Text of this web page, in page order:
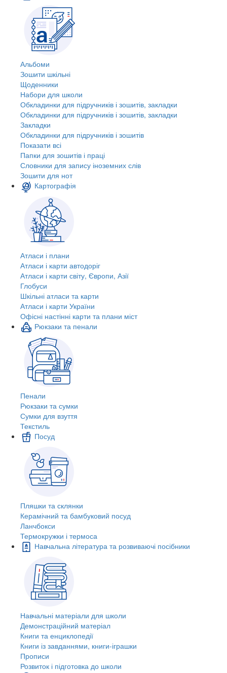
Альбоми
Зошити шкільні
Щоденники
Набори для школи
Обкладинки для підручників і зошитів, закладки
Обкладинки для підручників і зошитів, закладки
Закладки
Обкладинки для підручників і зошитів
Показати всі
Папки для зошитів і праці
Словники для запису іноземних слів
Зошити для нот
Картографія
Атласи і плани
Атласи і карти автодоріг
Атласи і карти світу, Європи, Азії
Глобуси
Шкільні атласи та карти
Атласи і карти України
Офісні настінні карти та плани міст
Рюкзаки та пенали
Пенали
Рюкзаки та сумки
Сумки для взуття
Текстиль
Посуд
Пляшки та склянки
Керамічний та бамбуковий посуд
Ланчбокси
Термокружки і термоса
Навчальна література та розвиваючі посібники
Навчальні матеріали для школи
Демонстраційний матеріал
Книги та енциклопедії
Книги із завданнями, книги-іграшки
Прописи
Розвиток і підготовка до школи